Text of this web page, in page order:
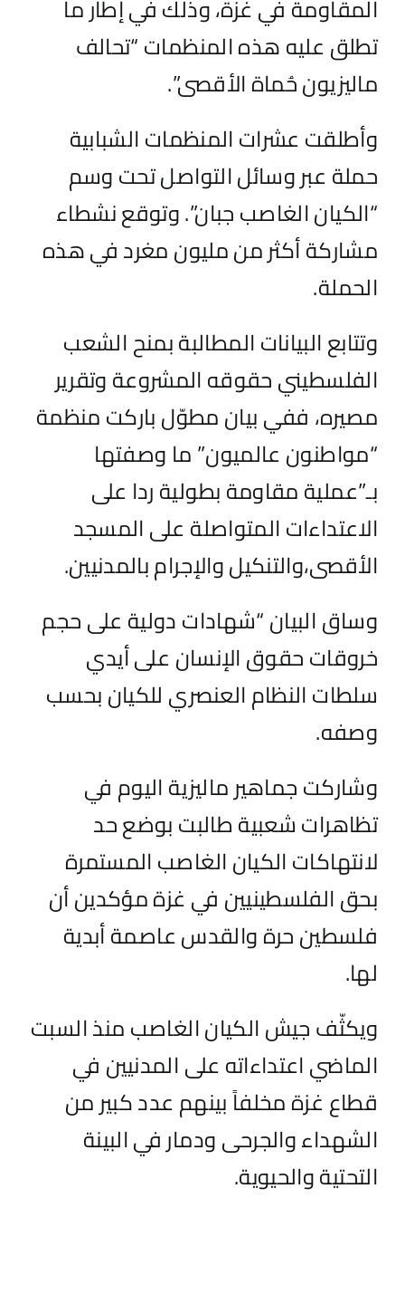
المقاومة في غزة، وذلك في إطار ما
تطلق عليه هذه المنظمات “تحالف
ماليزيون حُماة الأقصى”.
وأطلقت عشرات المنظمات الشبابية
حملة عبر وسائل التواصل تحت وسم
“الكيان الغاصب جبان”. وتوقع نشطاء
مشاركة أكثر من مليون مغرد في هذه
الحملة.
وتتابع البيانات المطالبة بمنح الشعب
الفلسطيني حقوقه المشروعة وتقرير
مصيره، ففي بيان مطوّل باركت منظمة
“مواطنون عالميون” ما وصفتها
بـ”عملية مقاومة بطولية ردا على
الاعتداءات المتواصلة على المسجد
الأقصى،والتنكيل والإجرام بالمدنيين.
وساق البيان “شهادات دولية على حجم
خروقات حقوق الإنسان على أيدي
سلطات النظام العنصري للكيان بحسب
وصفه.
وشاركت جماهير ماليزية اليوم في
تظاهرات شعبية طالبت بوضع حد
لانتهاكات الكيان الغاصب المستمرة
بحق الفلسطينيين في غزة مؤكدين أن
فلسطين حرة والقدس عاصمة أبدية
لها.
ويكثّف جيش الكيان الغاصب منذ السبت
الماضي اعتداءاته على المدنيين في
قطاع غزة مخلفاً بينهم عدد كبير من
الشهداء والجرحى ودمار في البينة
التحتية والحيوية.